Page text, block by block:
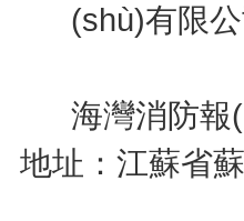
(shù)有限
海灣消防報
地址：江蘇省